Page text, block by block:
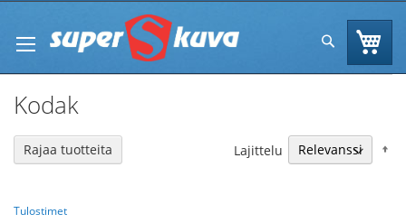
Content
Hae
Kodak
Lajittelu
Tulostimet
Rajaa tuotteita